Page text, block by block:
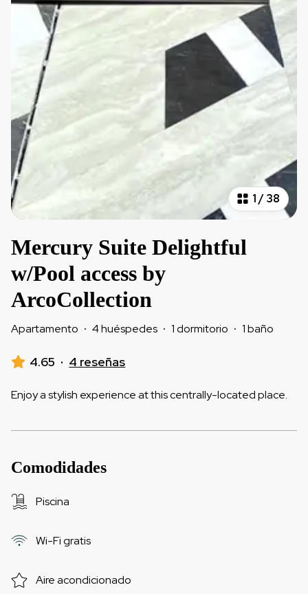
1/38
Mercury Suite Delightful
w/Pool access by
ArcoCollection
Apartamento · 4 huéspedes · 1 dormitorio · 1 baño
4.65 · 4 reseñas
Enjoy a stylish experience at this centrally-located place.
Comodidades
Piscina
Wi-Fi gratis
Aire acondicionado